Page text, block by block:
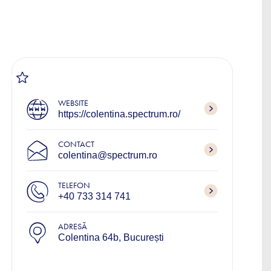
WEBSITE
https://colentina.spectrum.ro/
CONTACT
colentina@spectrum.ro
TELEFON
+40 733 314 741
ADRESĂ
Colentina 64b, București